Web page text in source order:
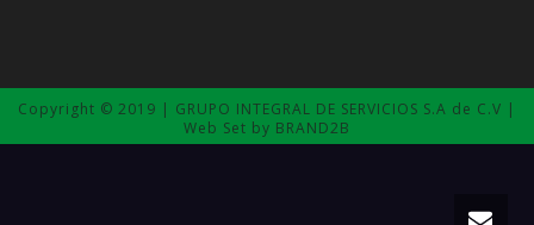
Copyright © 2019 | GRUPO INTEGRAL DE SERVICIOS S.A de C.V |
Web Set by BRAND2B